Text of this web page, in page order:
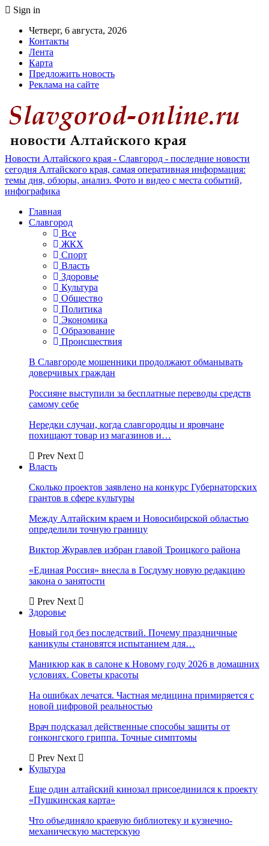
Sign in
Четверг, 6 августа, 2026
Контакты
Лента
Карта
Предложить новость
Реклама на сайте
Новости Алтайского края - Славгород - последние новости
сегодня Алтайского края, самая оперативная информация:
темы дня, обзоры, анализ. Фото и видео с места событий,
инфографика
Главная
Славгород
Все
ЖКХ
Спорт
Власть
Здоровье
Культура
Общество
Политика
Экономика
Образование
Происшествия
В Славгороде мошенники продолжают обманывать
доверчивых граждан
Россияне выступили за бесплатные переводы средств
самому себе
Нередки случаи, когда славгородцы и яровчане
похищают товар из магазинов и…
Prev Next
Власть
Сколько проектов заявлено на конкурс Губернаторских
грантов в сфере культуры
Между Алтайским краем и Новосибирской областью
определили точную границу
Виктор Журавлев избран главой Троицкого района
«Единая Россия» внесла в Госдуму новую редакцию
закона о занятости
Prev Next
Здоровье
Новый год без последствий. Почему праздничные
каникулы становятся испытанием для…
Маникюр как в салоне к Новому году 2026 в домашних
условиях. Советы красоты
На ошибках лечатся. Частная медицина примиряется с
новой цифровой реальностью
Врач подсказал действенные способы защиты от
гонконгского гриппа. Точные симптомы
Prev Next
Культура
Еще один алтайский кинозал присоединился к проекту
«Пушкинская карта»
Что объединяло краевую библиотеку и кузнечно-
механическую мастерскую